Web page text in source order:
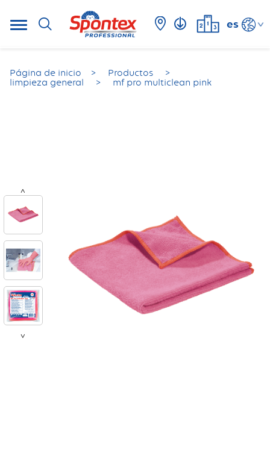
es
Página de inicio
Productos
limpieza general
mf pro multiclean pink
<
>